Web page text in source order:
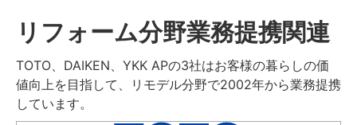
リフォーム分野業務提携関連
TOTO、DAIKEN、YKK APの3社はお客様の暮らしの価
値向上を目指して、リモデル分野で2002年から業務提携
しています。